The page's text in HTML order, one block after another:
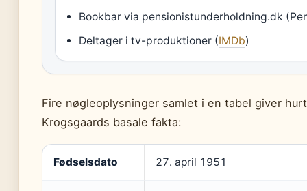
Bookbar via pensionistunderholdning.dk
Deltager i tv-produktioner (IMDb)
Fire nøgleoplysninger samlet i en tabel giver
Krogsgaards basale fakta:
Fødselsdato 27. april 1951